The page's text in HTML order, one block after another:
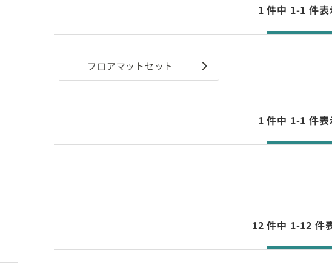
1 件中 1-1 件
フロアマットセット
1 件中 1-1 件
12 件中 1-12